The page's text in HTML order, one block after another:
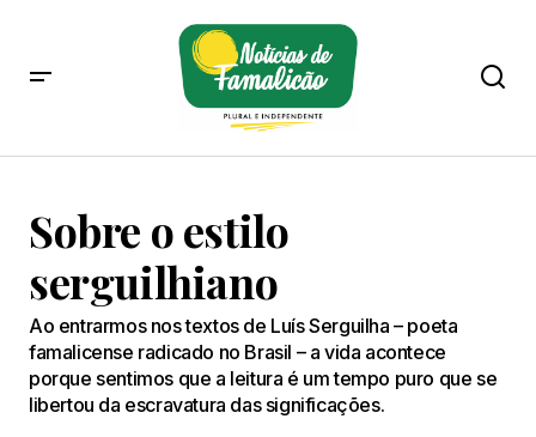
Sobre o estilo
serguilhiano
Ao entrarmos nos textos de Luís Serguilha – poeta
famalicense radicado no Brasil – a vida acontece
porque sentimos que a leitura é um tempo puro que se
libertou da escravatura das significações.